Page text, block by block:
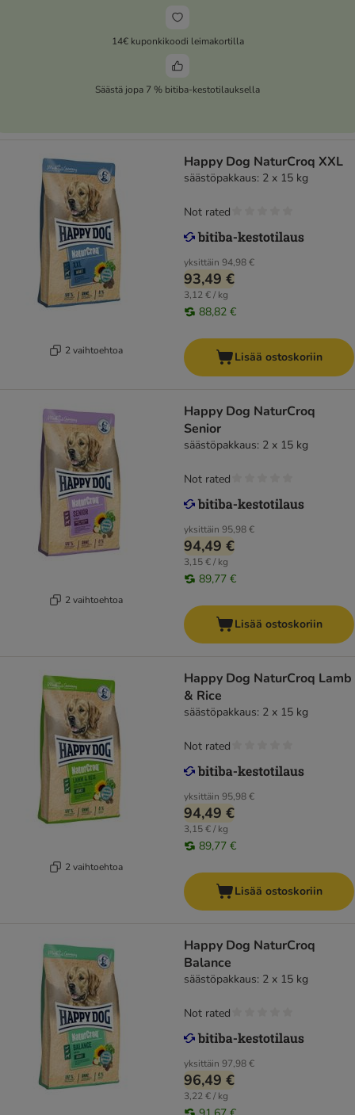
14€ kuponkikoodi leimakortilla
Säästä jopa 7 % bitiba-kestotilauksella
2 vaihtoehtoa
Happy Dog NaturCroq XXL
säästöpakkaus: 2 x 15 kg
yksittäin 94,98 €
93,49 €
3,12 € / kg
88,82 €
Not rated
Lisää ostoskoriin
2 vaihtoehtoa
Happy Dog NaturCroq
Senior
säästöpakkaus: 2 x 15 kg
yksittäin 95,98 €
94,49 €
3,15 € / kg
89,77 €
Not rated
Lisää ostoskoriin
2 vaihtoehtoa
Happy Dog NaturCroq Lamb
& Rice
säästöpakkaus: 2 x 15 kg
yksittäin 95,98 €
94,49 €
3,15 € / kg
89,77 €
Not rated
Lisää ostoskoriin
Happy Dog NaturCroq
Balance
säästöpakkaus: 2 x 15 kg
yksittäin 97,98 €
96,49 €
3,22 € / kg
Not rated